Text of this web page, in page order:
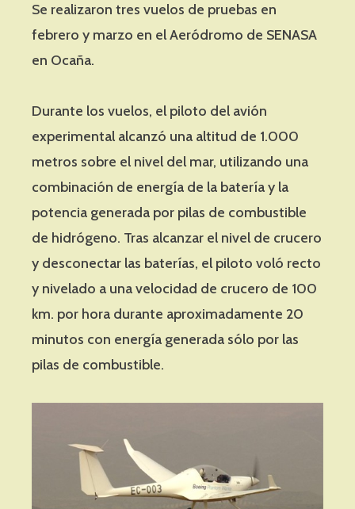
Se realizaron tres vuelos de pruebas en
febrero y marzo en el Aeródromo de SENASA
en Ocaña.
Durante los vuelos, el piloto del avión
experimental alcanzó una altitud de 1.000
metros sobre el nivel del mar, utilizando una
combinación de energía de la batería y la
potencia generada por pilas de combustible
de hidrógeno. Tras alcanzar el nivel de crucero
y desconectar las baterías, el piloto voló recto
y nivelado a una velocidad de crucero de 100
km. por hora durante aproximadamente 20
minutos con energía generada sólo por las
pilas de combustible.